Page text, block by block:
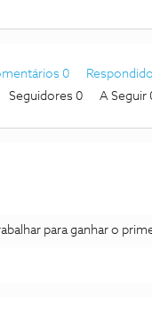
0
Seguidores 0 A Seguir
para ganhar o